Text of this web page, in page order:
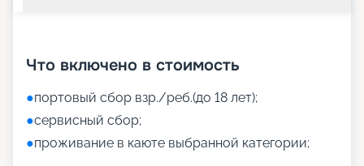
Что включено в стоимость
●портовый сбор взр./реб.(до 18 лет);
●сервисный сбор;
●проживание в каюте выбранной категории;